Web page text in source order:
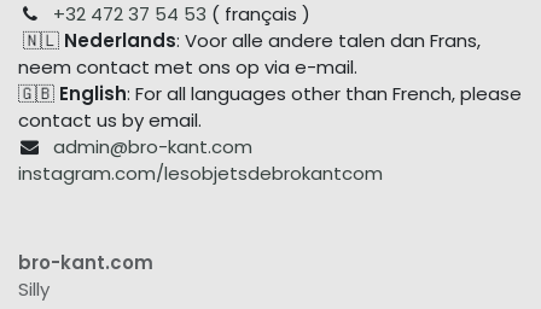
+32 472 37 54 53 ( français )
🇳🇱 Nederlands: Voor alle andere talen dan Frans,
neem contact met ons op via e-mail.
🇬🇧 English: For all languages other than French, please
contact us by email.
admin@bro-kant.com
instagram.com/lesobjetsdebrokantcom
bro-kant.com
Silly